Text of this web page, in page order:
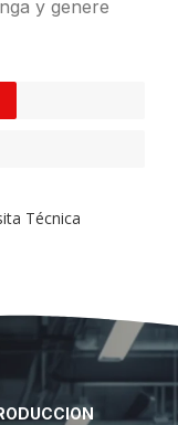
y genere
Técnica